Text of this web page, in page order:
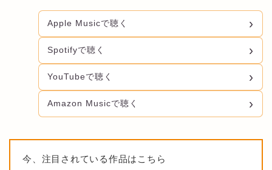
Apple Musicで聴く
Spotifyで聴く
YouTubeで聴く
Amazon Musicで聴く
今、注目されている作品はこちら